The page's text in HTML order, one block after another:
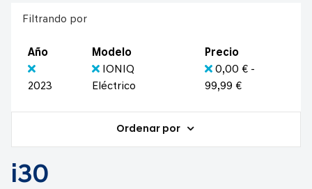
Filtrando por
Año
2023
Modelo
IONIQ
Eléctrico
Precio
0,00 € -
99,99 €
Ordenar por
i30